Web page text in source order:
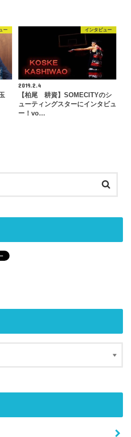
ー
玉
インタビュー
2019.2.4
【柏尾 耕資】SOMECITYのシ
ューティングスターにインタビュ
ー！vo…